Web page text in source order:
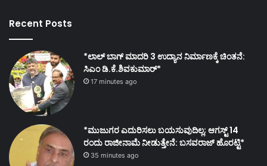
Recent Posts
*ಲಾಲ್ ಬಾಗ್ ಮಾದರಿ 3 ಉದ್ಯಾನ ನಿರ್ಮಾಣಕ್ಕೆ ಚಿಂತನೆ:
ಸಿಎಂ ಡಿ.ಕೆ.ಶಿವಕುಮಾರ್*
17 minutes ago
*ಮುಜುಗರ ಎದುರಿಸಲು ಬಯಸುವುದಿಲ್ಲ; ಆಗಸ್ಟ್ 14
ರಂದು ರಾಜೀನಾಮೆ ನೀಡುತ್ತೇನೆ: ಬಸವರಾಜ್ ಹೊರಟ್ಟಿ*
35 minutes ago